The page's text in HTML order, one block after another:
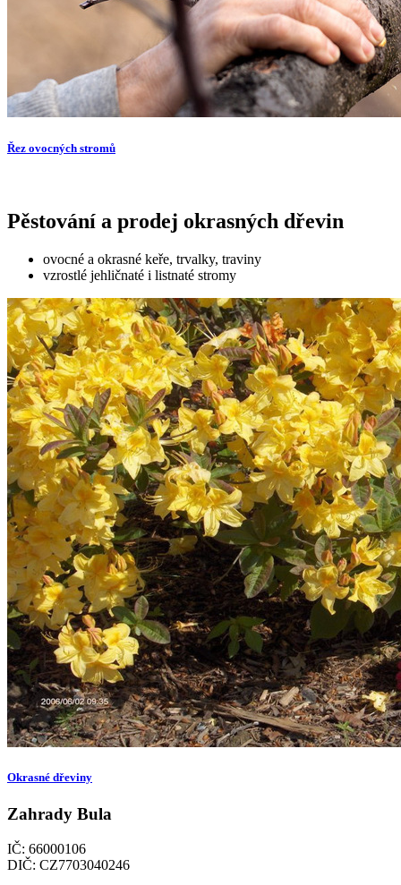
Řez ovocných stromů
Pěstování a prodej okrasných dřevin
ovocné a okrasné keře, trvalky, traviny
vzrostlé jehličnaté i listnaté stromy
Okrasné dřeviny
Zahrady Bula
IČ: 66000106
DIČ: CZ7703040246